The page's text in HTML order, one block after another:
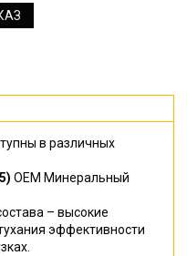
в различных
ОЕМ Минеральный
– высокие
эффективности